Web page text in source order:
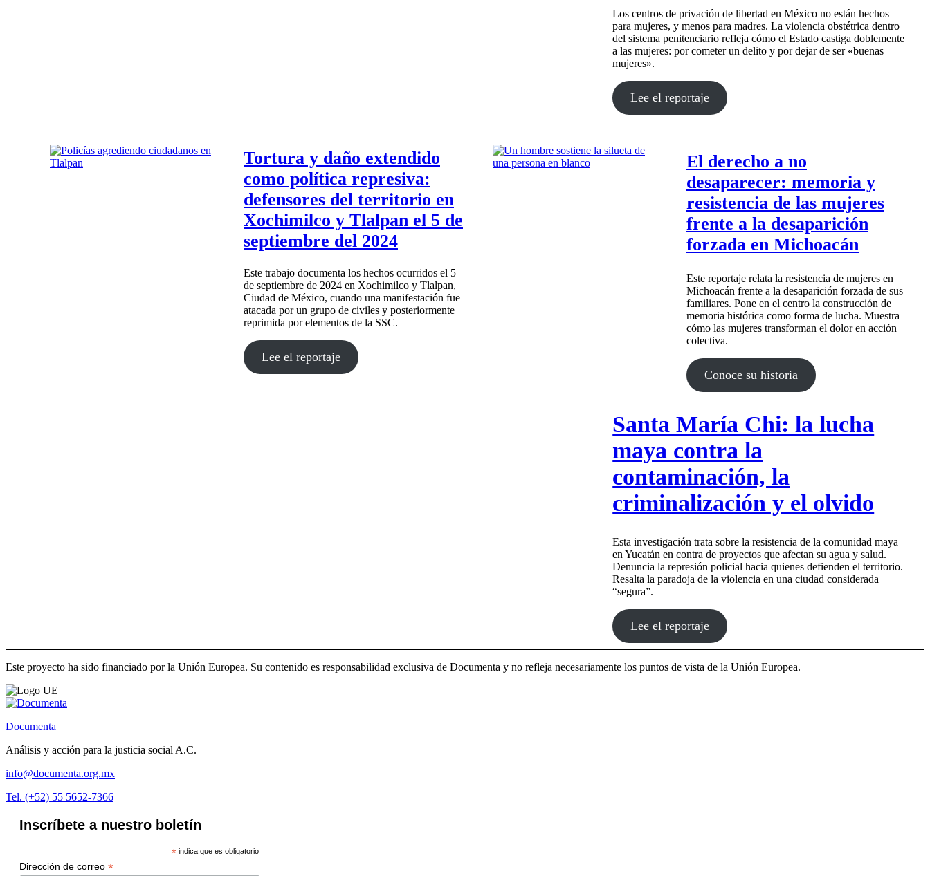
Los centros de privación de libertad en México no están hechos
para mujeres, y menos para madres. La violencia obstétrica dentro
del sistema penitenciario refleja cómo el Estado castiga doblemente
a las mujeres: por cometer un delito y por dejar de ser «buenas
mujeres».
Lee el reportaje
Tortura y daño extendido
como política represiva:
defensores del territorio en
Xochimilco y Tlalpan el 5 de
septiembre del 2024
Este trabajo documenta los hechos ocurridos el 5
de septiembre de 2024 en Xochimilco y Tlalpan,
Ciudad de México, cuando una manifestación fue
atacada por un grupo de civiles y posteriormente
reprimida por elementos de la SSC.
Lee el reportaje
El derecho a no
desaparecer: memoria y
resistencia de las mujeres
frente a la desaparición
forzada en Michoacán
Este reportaje relata la resistencia de mujeres en
Michoacán frente a la desaparición forzada de sus
familiares. Pone en el centro la construcción de
memoria histórica como forma de lucha. Muestra
cómo las mujeres transforman el dolor en acción
colectiva.
Conoce su historia
Santa María Chi: la lucha
maya contra la
contaminación, la
criminalización y el olvido
Esta investigación trata sobre la resistencia de la comunidad maya
en Yucatán en contra de proyectos que afectan su agua y salud.
Denuncia la represión policial hacia quienes defienden el territorio.
Resalta la paradoja de la violencia en una ciudad considerada
“segura”.
Lee el reportaje
Este proyecto ha sido financiado por la Unión Europea. Su contenido es responsabilidad exclusiva de Documenta y no refleja necesariamente los puntos de vista de la Unión Europea.
Documenta
Análisis y acción para la justicia social A.C.
info@documenta.org.mx
Tel. (+52) 55 5652-7366
Inscríbete a nuestro boletín
*indica que es obligatorio
Dirección de correo *